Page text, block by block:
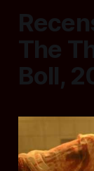
The
Boll,